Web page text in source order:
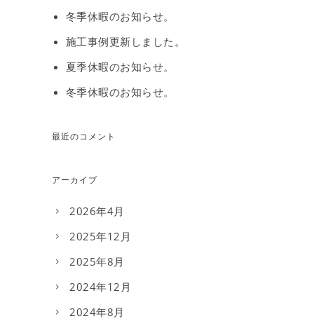
冬季休暇のお知らせ。
施工事例更新しました。
夏季休暇のお知らせ。
冬季休暇のお知らせ。
最近のコメント
アーカイブ
2026年4月
2025年12月
2025年8月
2024年12月
2024年8月